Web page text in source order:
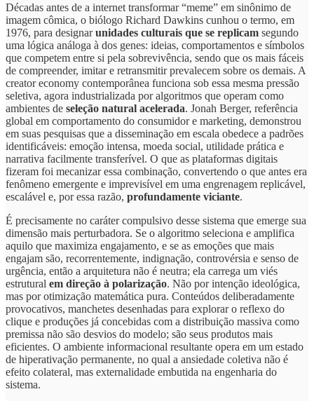
Décadas antes de a internet transformar “meme” em sinônimo de
imagem cômica, o biólogo Richard Dawkins cunhou o termo, em
1976, para designarunidades culturais que se replicam segundo
uma lógica análoga à dos genes: ideias, comportamentos e símbolos
que competem entre si pela sobrevivência, sendo que os mais fáceis
de compreender, imitar e retransmitir prevalecem sobre os demais. A
creator economy contemporânea funciona sob essa mesma pressão
seletiva, agora industrializada por algoritmos que operam como
ambientes de seleção natural acelerada. Jonah Berger, referência
global em comportamento do consumidor e marketing, demonstrou
em suas pesquisas que a disseminação em escala obedece a padrões
identificáveis: emoção intensa, moeda social, utilidade prática e
narrativa facilmente transferível. O que as plataformas digitais
fizeram foi mecanizar essa combinação, convertendo o que antes era
fenômeno emergente e imprevisível em uma engrenagem replicável,
escalável e, por essa razão, profundamente viciante.
É precisamente no caráter compulsivo desse sistema que emerge sua
dimensão mais perturbadora. Se o algoritmo seleciona e amplifica
aquilo que maximiza engajamento, e se as emoções que mais
engajam são, recorrentemente, indignação, controvérsia e senso de
urgência, então a arquitetura não é neutra; ela carrega um viés
estrutural em direção à polarização. Não por intenção ideológica,
mas por otimização matemática pura. Conteúdos deliberadamente
provocativos, manchetes desenhadas para explorar o reflexo do
clique e produções já concebidas com a distribuição massiva como
premissa não são desvios do modelo; são seus produtos mais
eficientes. O ambiente informacional resultante opera em um estado
de hiperativação permanente, no qual a ansiedade coletiva não é
efeito colateral, mas externalidade embutida na engenharia do
sistema.